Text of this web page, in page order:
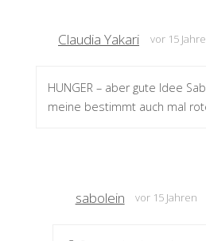
Claudia Yakari vor 15
HUNGER – aber gute Idee
meine bestimmt auch mal
sabolein vor 15 Jahren